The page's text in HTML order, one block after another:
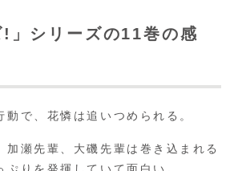
!」シリーズの11巻の感
動で、花憐は追いつめられる。
加瀬先輩、大磯先輩は巻き込まれる